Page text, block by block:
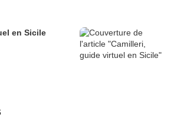
en Sicile